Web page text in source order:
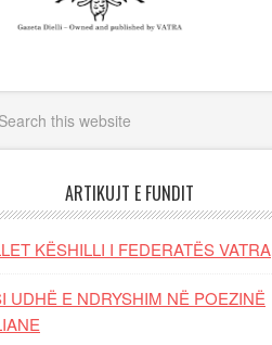
ARTIKUJT E FUNDIT
KËSHILLI I FEDERATËS VATRA
UDHË E NDRYSHIM NË POEZINË